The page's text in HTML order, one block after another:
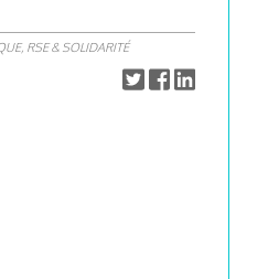
RSE & SOLIDARITÉ